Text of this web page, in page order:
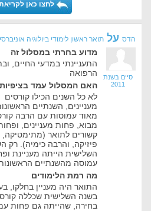
לחצו כאן
הדס על תואר ראשון לימודי ביולוגיה
סיים בשנת
2011
מדוע בחרתי במסלול זה
התעניינתי במדעי החיים,
הרפואה
האם המסלול עמד בציפיות
לא כל השנים הכילו קורסים
מעניינים, השנתיים
מאוד עמוסות עם הרבה
מבוא, פחות מעניינים,
קשורים לתואר (מתימטיקה,
פיזיקה, והרבה כימיה). רק
השלישית הייתה מעניינת
עמוסה מהשנתיים
מה רמת הלימודים
התואר היה מעניין בחלקו,
בשנה השלישית שכללה
בחירה, שהייתה גם פחות